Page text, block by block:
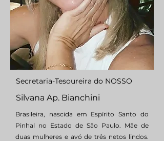
Secretaria-Tesoureira do NOSSO
Silvana Ap. Bianchini
Brasileira, nascida em Espírito Santo do
Pinhal no Estado de São Paulo. Mãe de
duas mulheres e avó de três netos lindos.